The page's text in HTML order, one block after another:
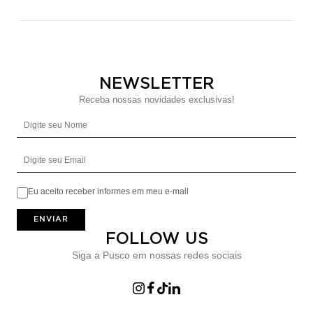
NEWSLETTER
Receba nossas novidades exclusivas!
Eu aceito receber informes em meu e-mail
ENVIAR
FOLLOW US
Siga a Pusco em nossas redes sociais